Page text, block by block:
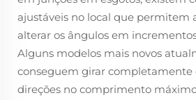
ajustáveis no local que permitem
alterar os ângulos em
Alguns modelos mais novos
conseguem girar completamente
direções no comprimento